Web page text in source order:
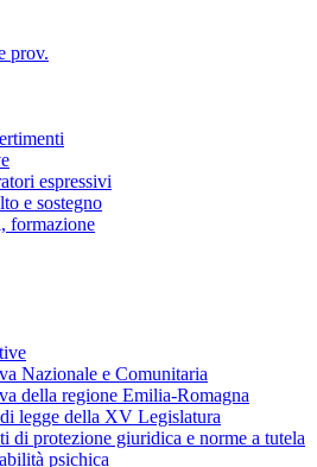
prov.
espressivi
e sostegno
formazione
Nazionale e Comunitaria
della regione Emilia-Romagna
legge della XV Legislatura
di protezione giuridica e norme a tutela
psichica